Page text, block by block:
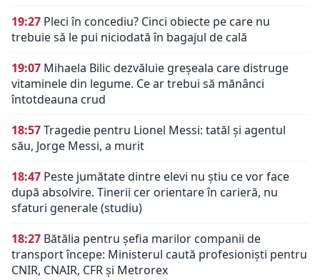
19:27 Pleci în concediu? Cinci obiecte pe care nu
trebuie să le pui niciodată în bagajul de cală
19:07 Mihaela Bilic dezvăluie greșeala care distruge
vitaminele din legume. Ce ar trebui să mănânci
întotdeauna crud
18:57Tragedie pentru Lionel Messi: tatăl și agentul
său, Jorge Messi, a murit
18:47 Peste jumătate dintre elevi nu știu ce vor face
după absolvire. Tinerii cer orientare în carieră, nu
sfaturi generale (studiu)
18:27 Bătălia pentru șefia marilor companii de
transport începe: Ministerul caută profesioniști pentru
CNIR, CNAIR, CFR și Metrorex